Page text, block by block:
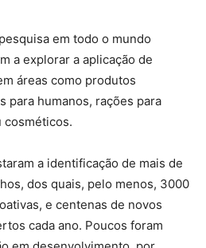
em todo o mundo
a explorar a aplicação de
áreas como produtos
para humanos, rações para
cosméticos.
a identificação de mais de
dos quais, pelo menos, 3000
e centenas de novos
cada ano. Poucos foram